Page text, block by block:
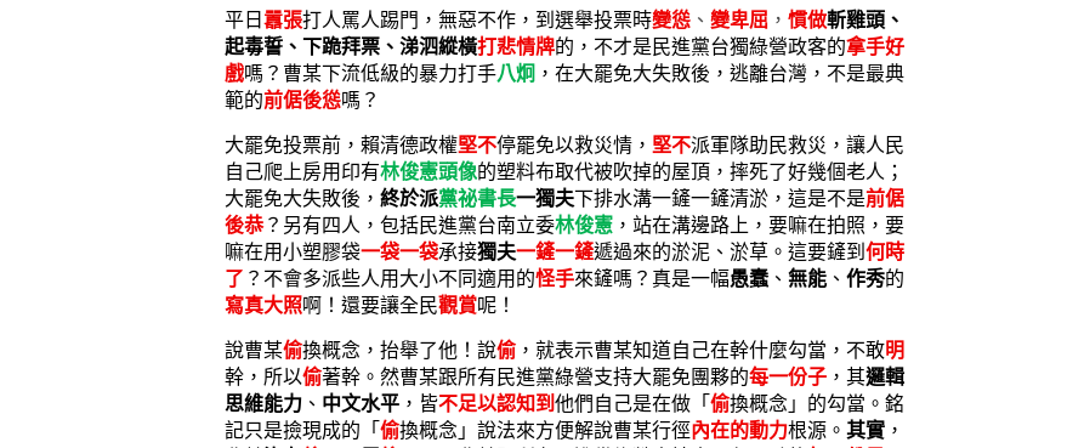
平日 囂張打人罵人踢門，無惡不作，到選舉投票時變慫 、 變卑屈 ， 慣做斬雞頭、
起毒誓、下跪拜票、涕泗縱橫打悲情牌的，不才是民進黨台獨綠營政客的拿手好
戲嗎？曹某下流低級的暴力打手八炯 ，在大罷免大失敗後，逃離台灣，不是最典
範的前倨後慫嗎？
大罷免投票前，賴清德政權堅不停罷免以救災情， 堅不派軍隊助民救災，讓人民
自己爬上房用印有林俊憲頭像的塑料布取代被吹掉的屋頂，摔死了好幾個老人；
大罷免大失敗後， 終於派黨祕書長一獨夫下排水溝一鏟一鏟清淤，這是不是前倨
後恭？另有四人，包括民進黨台南立委林俊憲 ，站在溝邊路上，要嘛在拍照，要
嘛在用小塑膠袋一袋一袋承接獨夫一鏟一鏟遞過來的淤泥、淤草。這要鏟到 何時
了 ？不會多派些人用大小不同適用的怪手來鏟嗎？真是一幅愚蠢 、 無能 、 作秀的
寫真大照啊！還要讓全民觀賞呢！
說曹某偷換概念，抬舉了他！說偷 ，就表示曹某知道自己在幹什麼勾當，不敢明
幹，所以偷著幹。然曹某跟所有民進黨綠營支持大罷免團夥的每一份子 ，其邏輯
思維能力 、 中文水平 ，皆不足以認知到 他們自己是在做「 偷換概念」的勾當。銘
記只是撿現成的「 偷換概念」說法來方便解說曹某行徑內在的動力根源。 其實 ，